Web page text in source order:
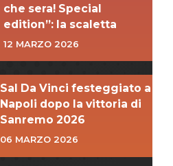
che sera! Special
edition”: la scaletta
12 MARZO 2026
Sal Da Vinci festeggiato a
Napoli dopo la vittoria di
Sanremo 2026
06 MARZO 2026